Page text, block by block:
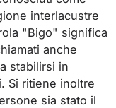
interlacustre
"Bigo" significa
anche
stabilirsi in
Si ritiene inoltre
sia stato il